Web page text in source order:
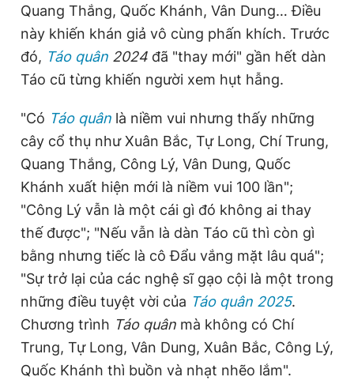
Đọc Thanh Niên trên điện thoại
Theo dõi báo trên
Hotline
0906 645 777
Liên hệ quảng cáo
0908 780 404
Đặt báo Quảng cáo RSS Tòa soạn Chính sách bảo
Tổng biên tập: Nguyễn Ngọc Toàn
Phó tổng biên tập thường trực: Hải Thành
Phó tổng biên tập: Lâm Hiếu Dũng
Quang Thắng, Quốc Khánh, Vân Dung… Điều
này khiến khán giả vô cùng phấn khích. Trước
đó, Táo quân 2024 đã "thay mới" gần hết dàn
Táo cũ từng khiến người xem hụt hẫng.
"Có Táo quân là niềm vui nhưng thấy những
cây cổ thụ như Xuân Bắc, Tự Long, Chí Trung,
Quang Thắng, Công Lý, Vân Dung, Quốc
Khánh xuất hiện mới là niềm vui 100 lần";
"Công Lý vẫn là một cái gì đó không ai thay
thế được"; "Nếu vẫn là dàn Táo cũ thì còn gì
bằng nhưng tiếc là cô Đẩu vắng mặt lâu quá";
"Sự trở lại của các nghệ sĩ gạo cội là một trong
những điều tuyệt vời của Táo quân 2025.
Chương trình Táo quân mà không có Chí
Trung, Tự Long, Vân Dung, Xuân Bắc, Công Lý,
Quốc Khánh thì buồn và nhạt nhẽo lắm".